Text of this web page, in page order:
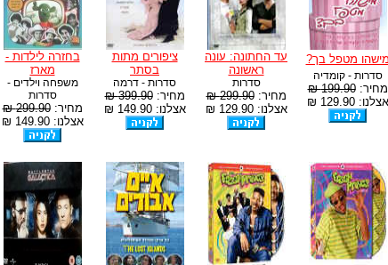
מטפל בך?
סדרות - קומדיה
מחיר:199.90 ₪
אצלנו: 129.90 ₪
עד החתונה: עונה
ראשונה
סדרות
מחיר:299.90 ₪
אצלנו: 129.90 ₪
ציפורים מתות
בסתר
סדרות - דרמה
מחיר:399.90 ₪
אצלנו: 149.90 ₪
בחזרה לילדות -
מארז
משפחה וילדים -
סדרות
מחיר:299.90 ₪
אצלנו: 149.90 ₪